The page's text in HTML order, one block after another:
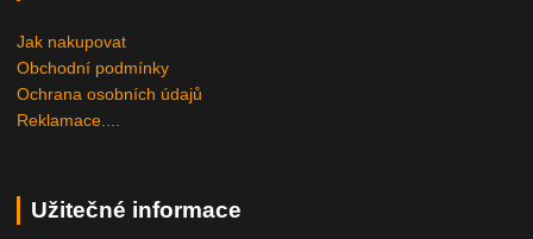
Jak nakupovat
Obchodní podmínky
Ochrana osobních údajů
Reklamace....
Užitečné informace